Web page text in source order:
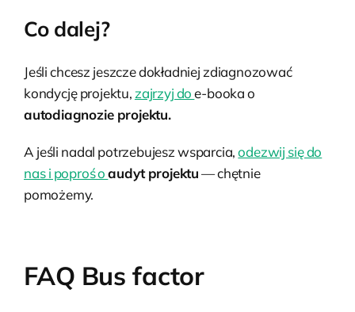
Co dalej?
Jeśli chcesz jeszcze dokładniej zdiagnozować
kondycję projektu, zajrzyj doe-booka o
autodiagnozie projektu.
A jeśli nadal potrzebujesz wsparcia,odezwij się do
nas i poproś oaudyt projektu— chętnie
pomożemy.
FAQ Bus factor